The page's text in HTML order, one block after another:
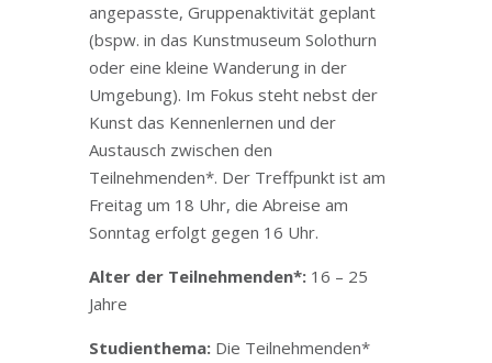
angepasste, Gruppenaktivität geplant
(bspw. in das Kunstmuseum Solothurn
oder eine kleine Wanderung in der
Umgebung). Im Fokus steht nebst der
Kunst das Kennenlernen und der
Austausch zwischen den
Teilnehmenden*. Der Treffpunkt ist am
Freitag um 18 Uhr, die Abreise am
Sonntag erfolgt gegen 16 Uhr.
Alter der Teilnehmenden*: 16 – 25
Jahre
Studienthema: Die Teilnehmenden*